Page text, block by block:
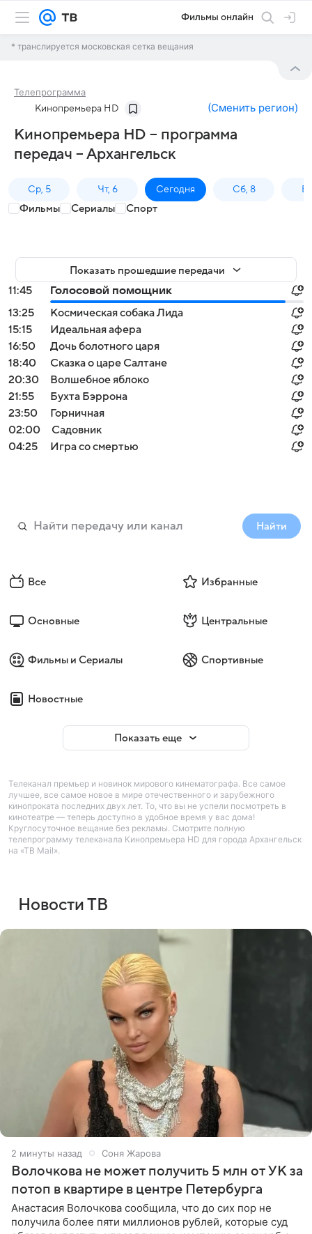
Фильмы онлайн
* транслируется московская сетка вещания
Телепрограмма
Кинопремьера HD (Сменить регион)
Кинопремьера HD – программа
передач – Архангельск
Ср, 5 Чт, 6 Сегодня Сб, 8
Фильмы Сериалы Спорт
Показать прошедшие передачи
11:45
Голосовой помощник
13:25
Космическая собака Лида
15:15
Идеальная афера
16:50
Дочь болотного царя
18:40
Сказка о царе Салтане
20:30
Волшебное яблоко
21:55
Бухта Бэррона
23:50
Горничная
02:00
Садовник
04:25
Игра со смертью
Найти
Все Избранные
Основные Центральные
Фильмы и Сериалы Спортивные
Новостные
Показать еще
Телеканал премьер и новинок мирового кинематографа. Все самое
лучшее, все самое новое в мире отечественного и зарубежного
кинопроката последних двух лет. То, что вы не успели посмотреть в
кинотеатре — теперь доступно в удобное время у вас дома!
Круглосуточное вещание без рекламы. Смотрите полную
телепрограмму телеканала Кинопремьера HD для города Архангельск
на «ТВ Mail».
Новости ТВ
3 минуты назад Соня Жарова
Волочкова не может получить 5 млн от УК за
потоп в квартире в центре Петербурга
Анастасия Волочкова сообщила, что до сих пор не
получила более пяти миллионов рублей, которые суд